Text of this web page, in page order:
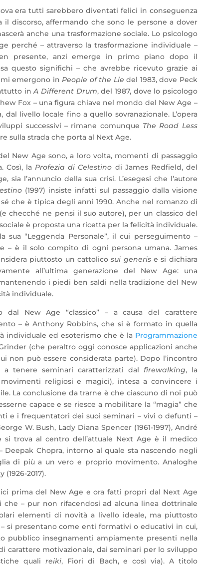
era tutti sarebbero diventati felici in conseguenza
il discorso, affermando che sono le persone a dover
anche una trasformazione sociale. Lo psicologo
perché – attraverso la trasformazione individuale –
presente, anzi emerge in primo piano dopo il
questo significhi – che avrebbe ricevuto grazie ai
emergono inPeople of the Liedel 1983, dove Peck
inA Different Drum, del 1987, dove lo psicologo
Fox – una figura chiave nel mondo del New Age –
livello locale fino a quello sovranazionale. L’opera
successivi – rimane comunque The Road Less
sulla strada che porta al Next Age.
New Age sono, a loro volta, momenti di passaggio
Così, laProfezia di Celestino di James Redfield, del
sia l’annuncio della sua crisi. L’esegesi che l’autore
(1997) insiste infatti sul passaggio dalla visione
che è tipica degli anni 1990. Anche nel romanzo di
checché ne pensi il suo autore), per un classico del
è proposta una ricetta per la felicità individuale.
sua “Leggenda Personale”, il cui perseguimento –
– è il solo compito di ogni persona umana. James
piuttosto un cattolicosui generise si dichiara
all’ultima generazione del New Age: una
i piedi ben saldi nella tradizione del New
individuale.
New Age “classico” – a causa del carattere
– è Anthony Robbins, che si è formato in quella
individuale ed esoterismo che è la Programmazione
(che peraltro oggi conosce applicazioni anche
non può essere considerata parte). Dopo l’incontro
tenere seminari caratterizzati dal firewalking, la
religiosi e magici), intesa a convincere i
La conclusione da trarne è che ciascuno di noi può
capace e se riesce a mobilitare la “magia” che
e i frequentatori dei suoi seminari – vivi o defunti –
W. Bush, Lady Diana Spencer (1961-1997), André
si trova al centro dell’attuale Next Age è il medico
Chopra, intorno al quale sta nascendo negli
di più a un vero e proprio movimento. Analoghe
2017).
prima del New Age e ora fatti propri dal Next Age
– pur non rifacendosi ad alcuna linea dottrinale
elementi di novità a livello ideale, ma piuttosto
si presentano come enti formativi o educativi in cui,
pubblico insegnamenti ampiamente presenti nella
carattere motivazionale, dai seminari per lo sviluppo
qualireiki, Fiori di Bach, e così via). A titolo